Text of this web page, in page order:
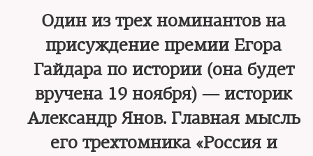
Один из трех номинантов на
присуждение премии Егора
Гайдара по истории (она будет
вручена 19 ноября) — историк
Александр Янов. Главная мысль
его трехтомника «Россия и